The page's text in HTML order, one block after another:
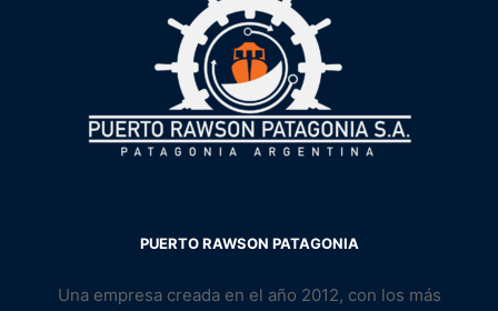
PUERTO RAWSON PATAGONIA
Una empresa creada en el año 2012, con los más